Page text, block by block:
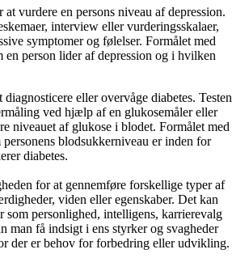
at vurdere en persons niveau af depression.
interview eller vurderingsskalaer,
symptomer og følelser. Formålet med
en person lider af depression og i hvilken
diagnosticere eller overvåge diabetes. Testen
ved hjælp af en glukosemåler eller
niveauet af glukose i blodet. Formålet med
personens blodsukkerniveau er inden for
diabetes.
for at gennemføre forskellige typer af
viden eller egenskaber. Det kan
som personlighed, intelligens, karrierevalg
man få indsigt i ens styrker og svagheder
der er behov for forbedring eller udvikling.